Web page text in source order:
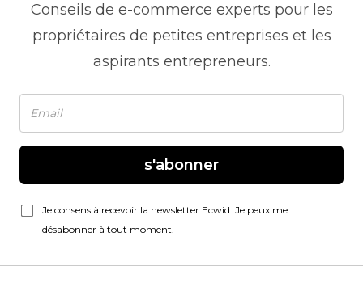
Conseils de e-commerce experts pour les
propriétaires de petites entreprises et les
aspirants entrepreneurs.
s'abonner
Je consens à recevoir la newsletter Ecwid. Je peux me
désabonner à tout moment.